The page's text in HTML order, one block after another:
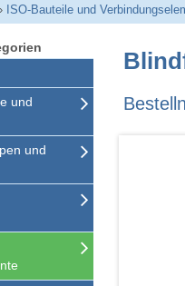
ISO-Bauteile und
und
und